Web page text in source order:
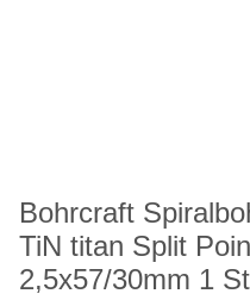
Bohrcraft
TiN titan Split
2,5x57/30mm 1